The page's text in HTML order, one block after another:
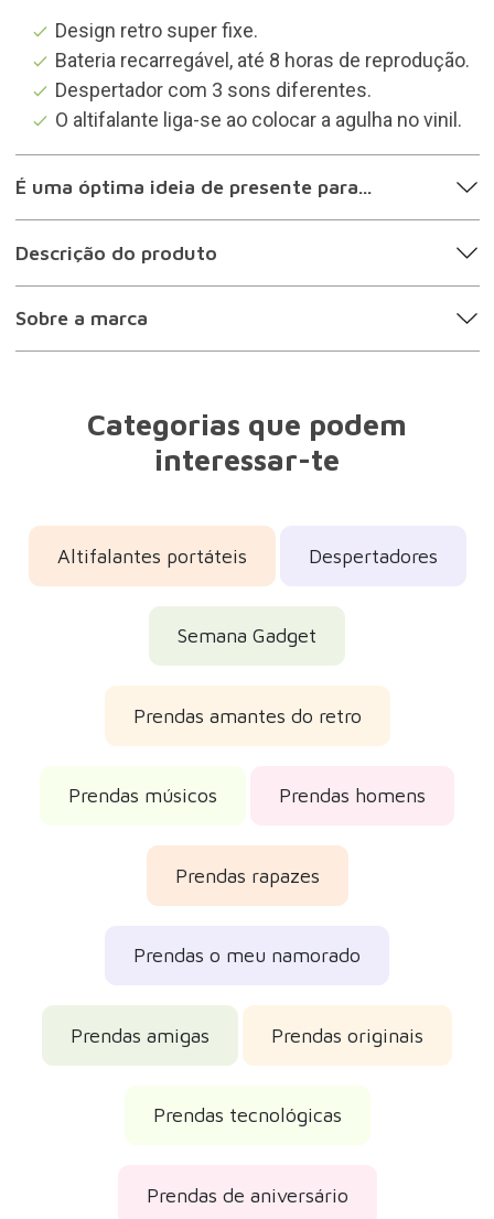
Design retro super fixe.
Bateria recarregável, até 8 horas de reprodução.
Despertador com 3 sons diferentes.
O altifalante liga-se ao colocar a agulha no vinil.
É uma óptima ideia de presente para...
Descrição do produto
Sobre a marca
Categorias que podem
interessar-te
Altifalantes portáteis Despertadores
Semana Gadget
Prendas amantes do retro
Prendas músicos Prendas homens
Prendas rapazes
Prendas o meu namorado
Prendas amigas Prendas originais
Prendas tecnológicas
Prendas de aniversário